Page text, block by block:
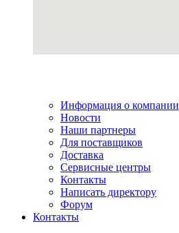
Информация о компании
Новости
Наши партнеры
Для поставщиков
Доставка
Сервисные центры
Контакты
Написать директору
Форум
Контакты